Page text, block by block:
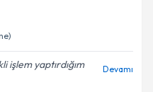
işlem yaptırdığım
Devamı